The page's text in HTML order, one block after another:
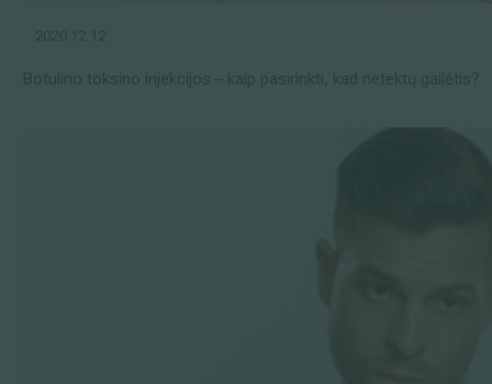
2020 12 12
Botulino toksino injekcijos – kaip pasirinkti, kad netektų gailėtis?